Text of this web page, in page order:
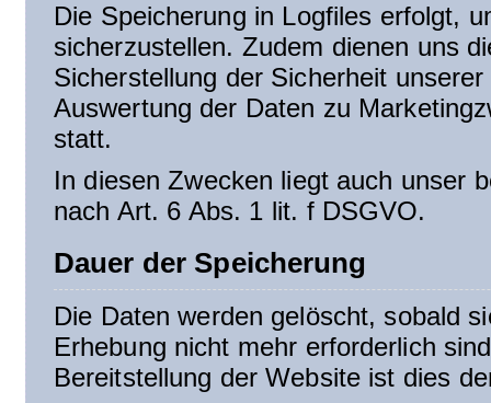
Die Speicherung in Logfiles erfolgt,
sicherzustellen. Zudem dienen uns
Sicherstellung der Sicherheit
Auswertung der Daten zu
statt.
In diesen Zwecken liegt auch unser
nach Art. 6 Abs. 1 lit. f DSGVO.
Dauer der Speicherung
Die Daten werden gelöscht, sobald
Erhebung nicht mehr erforderlich
Bereitstellung der Website ist dies